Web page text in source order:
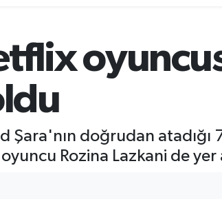
Şara'nın doğrudan
Rozina Lazkani de yer